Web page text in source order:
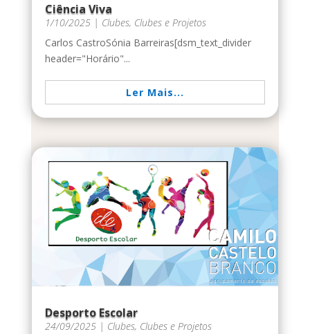
Ciência Viva
1/10/2025| Clubes, Clubes e Projetos
Carlos CastroSónia Barreiras[dsm_text_divider
header="Horário"...
Ler Mais...
Desporto Escolar
24/09/2025| Clubes, Clubes e Projetos